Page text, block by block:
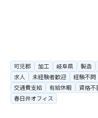
可児郡 加工 岐阜県 製造
求人
未経験者歓迎 経験不問
交通費支給
有給休暇 資格不
春日井オフィス